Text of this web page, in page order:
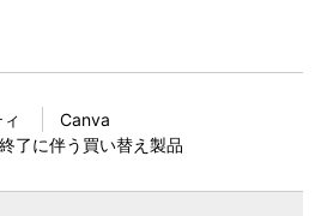
Canva
了に伴う買い替え製品